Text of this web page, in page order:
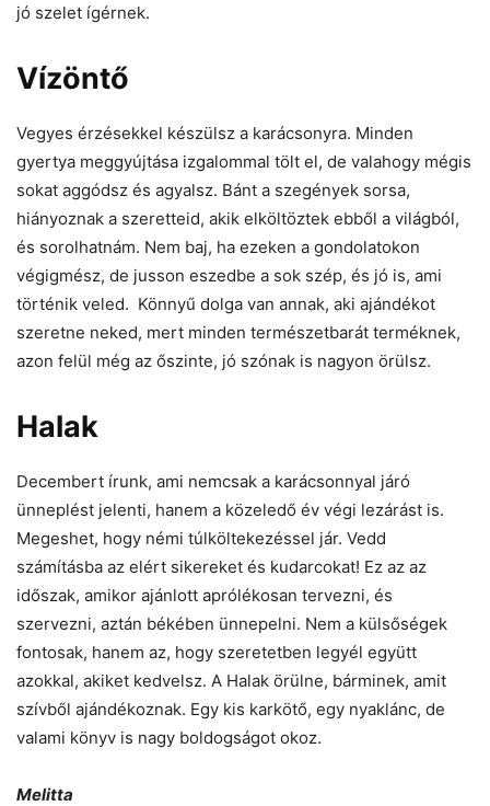
jó szelet ígérnek.
Vízöntő
Vegyes érzésekkel készülsz a karácsonyra. Minden
gyertya meggyújtása izgalommal tölt el, de valahogy mégis
sokat aggódsz és agyalsz. Bánt a szegények sorsa,
hiányoznak a szeretteid, akik elköltöztek ebből a világból,
és sorolhatnám. Nem baj, ha ezeken a gondolatokon
végigmész, de jusson eszedbe a sok szép, és jó is, ami
történik veled. Könnyű dolga van annak, aki ajándékot
szeretne neked, mert minden természetbarát terméknek,
azon felül még az őszinte, jó szónak is nagyon örülsz.
Halak
Decembert írunk, ami nemcsak a karácsonnyal járó
ünneplést jelenti, hanem a közeledő év végi lezárást is.
Megeshet, hogy némi túlköltekezéssel jár. Vedd
számításba az elért sikereket és kudarcokat! Ez az az
időszak, amikor ajánlott aprólékosan tervezni, és
szervezni, aztán békében ünnepelni. Nem a külsőségek
fontosak, hanem az, hogy szeretetben legyél együtt
azokkal, akiket kedvelsz. A Halak örülne, bárminek, amit
szívből ajándékoznak. Egy kis karkötő, egy nyaklánc, de
valami könyv is nagy boldogságot okoz.
Melitta